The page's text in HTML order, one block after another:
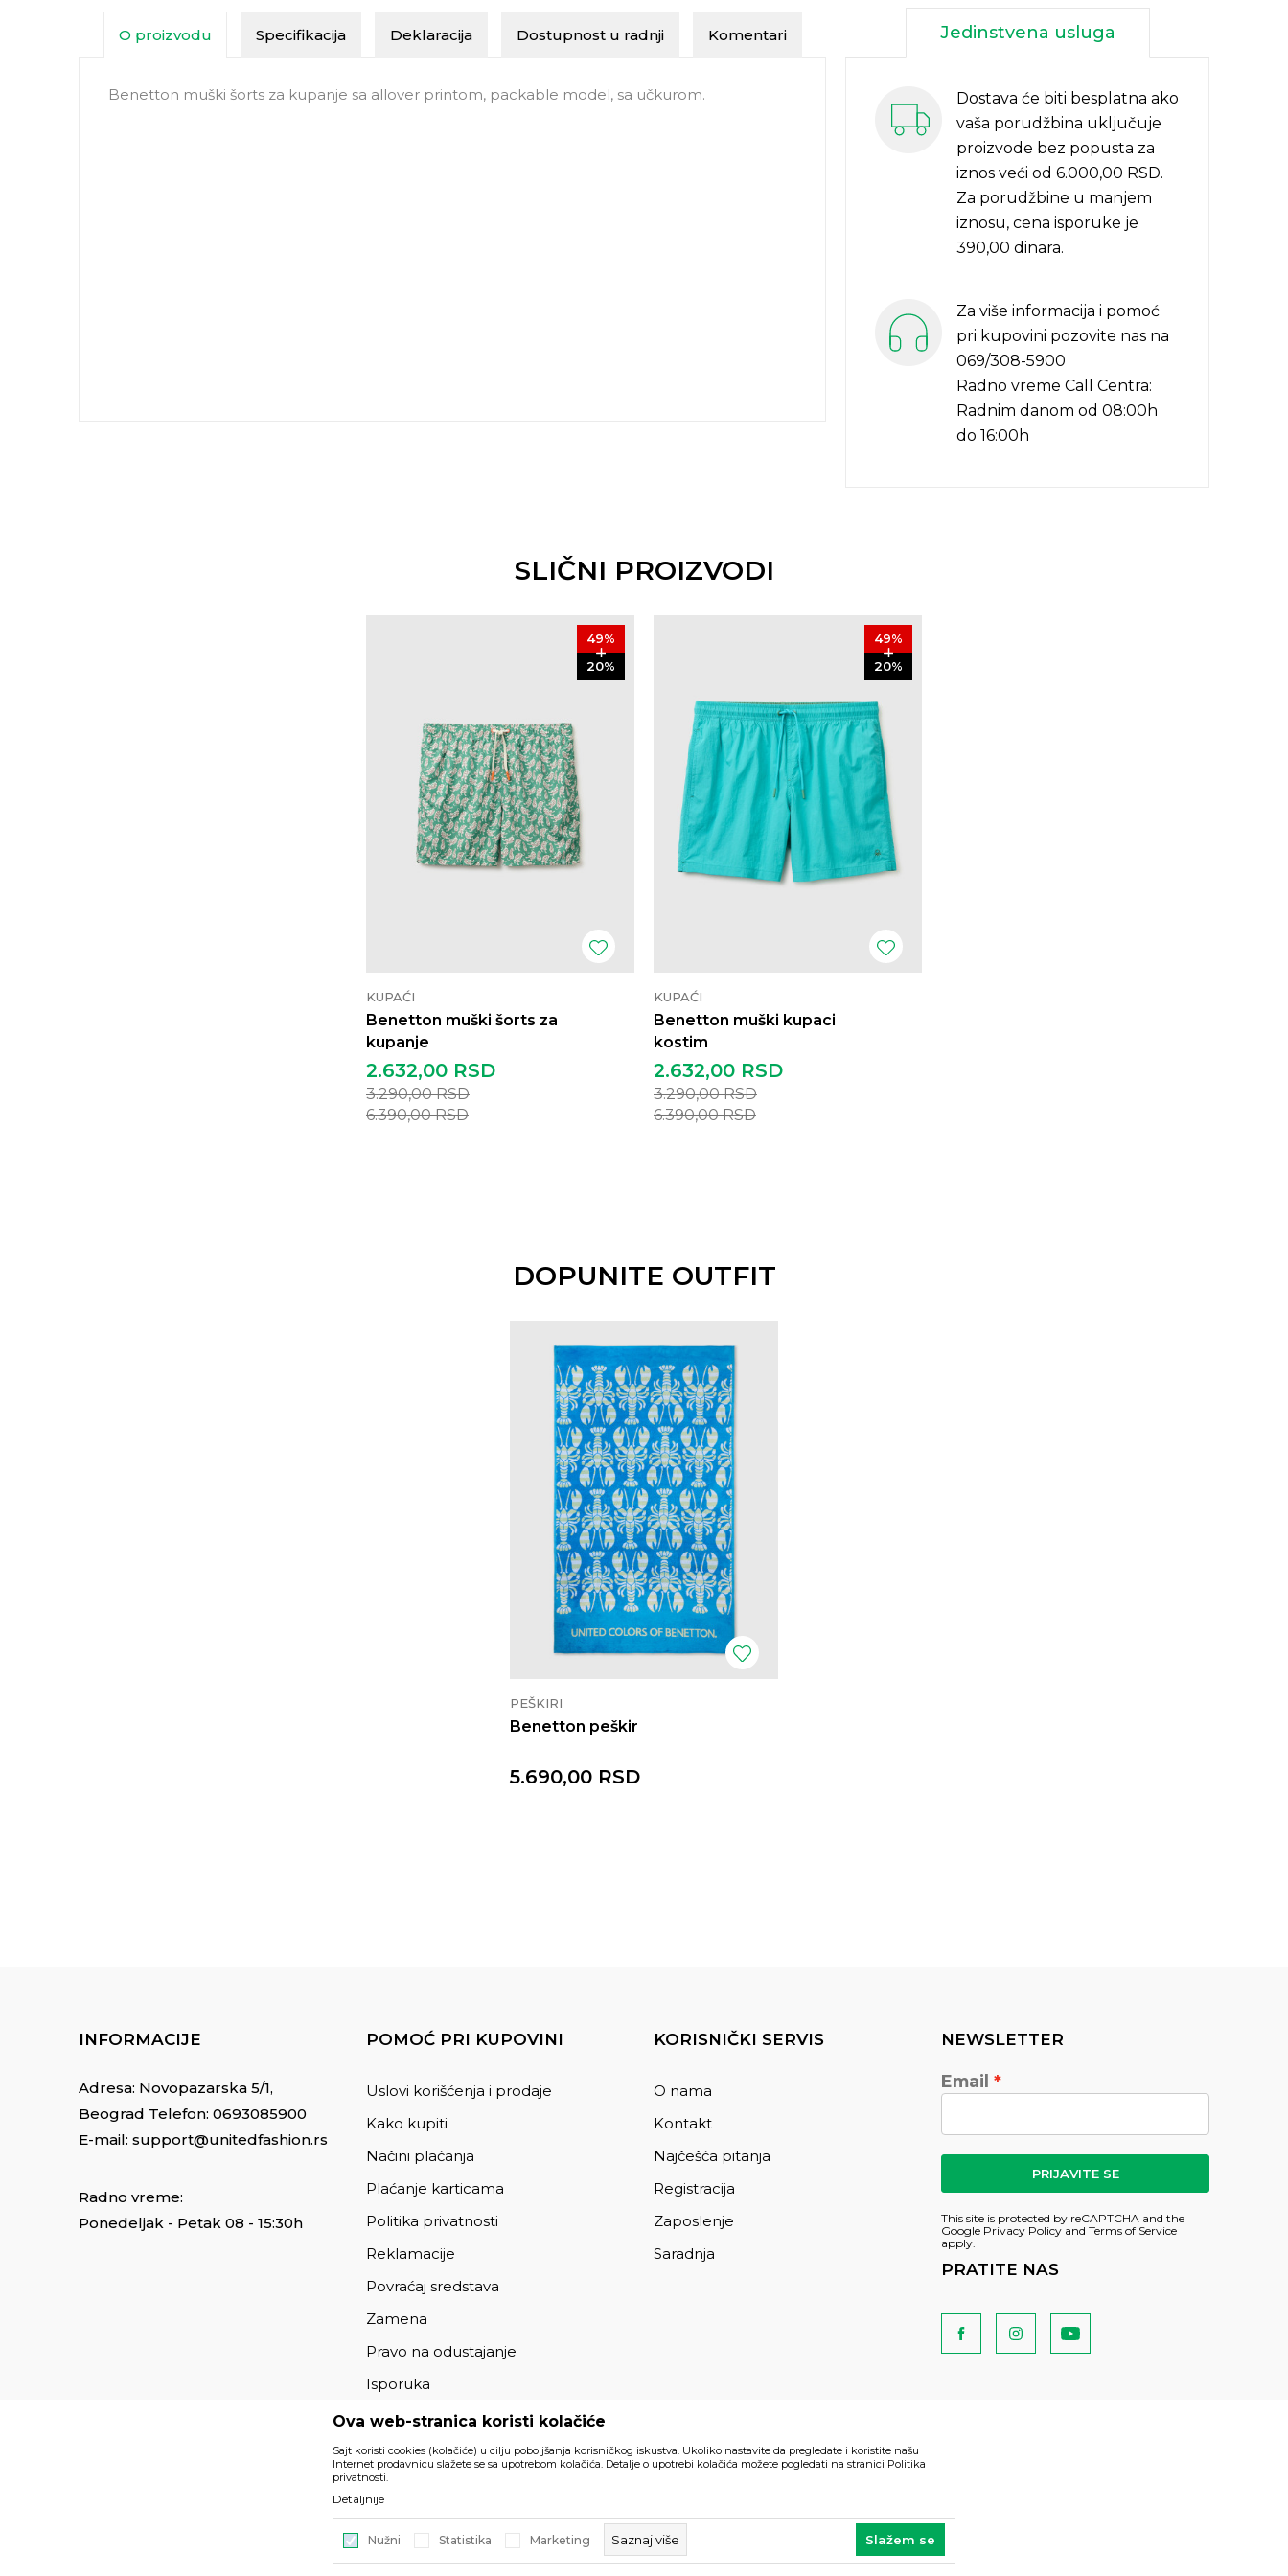
O proizvodu Specifikacija Deklaracija Dostupnost u radnji Komentari
Benetton muški šorts za kupanje sa allover printom, packable model, sa učkurom.
Jedinstvena usluga
Dostava će biti besplatna ako
vaša porudžbina uključuje
proizvode bez popusta za
iznos veći od 6.000,00 RSD.
Za porudžbine u manjem
iznosu, cena isporuke je
390,00 dinara.
Za više informacija i pomoć
pri kupovini pozovite nas na
069/308-5900
Radno vreme Call Centra:
Radnim danom od 08:00h
do 16:00h
SLIČNI PROIZVODI
49%
20%
KUPAĆI
Benetton muški šorts za
kupanje
2.632,00 RSD
3.290,00RSD
6.390,00RSD
49%
20%
KUPAĆI
Benetton muški kupaci
kostim
2.632,00 RSD
3.290,00RSD
6.390,00RSD
DOPUNITE OUTFIT
PEŠKIRI
Benetton peškir
5.690,00 RSD
INFORMACIJE
Adresa: Novopazarska 5/1,
Beograd Telefon: 0693085900
E-mail: support@unitedfashion.rs
Radno vreme:
Ponedeljak - Petak 08 - 15:30h
POMOĆ PRI KUPOVINI
Uslovi korišćenja i prodaje
Kako kupiti
Načini plaćanja
Plaćanje karticama
Politika privatnosti
Reklamacije
Povraćaj sredstava
Zamena
Pravo na odustajanje
Isporuka
KORISNIČKI SERVIS
O nama
Kontakt
Najčešća pitanja
Registracija
Zaposlenje
Saradnja
NEWSLETTER
Email
PRIJAVITE SE
This site is protected by reCAPTCHA and the
Google Privacy Policy and Terms of Service
apply.
PRATITE NAS
Podaci su informativnog karaktera i podložni su izmenama. Svi artikli prikazani na sajtu su
deo naše ponude i ne podrazumeva da su dostupni u svakom trenutku.
, IzradaNB SOFT
Ova web-stranica koristi kolačiće
Sajt koristi cookies (kolačiće) u cilju poboljšanja korisničkog iskustva. Ukoliko nastavite da pregledate i koristite našu
Internet prodavnicu slažete se sa upotrebom kolačića. Detalje o upotrebi kolačića možete pogledati na stranici Politika
privatnosti.
Detaljnije
Nužni Statistika Marketing Saznaj više Slažem se